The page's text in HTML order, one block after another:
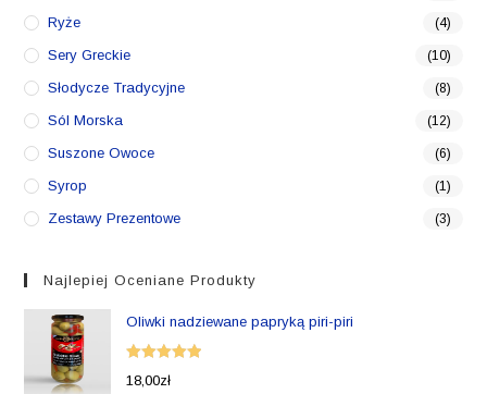
Ryże (4)
Sery Greckie (10)
Słodycze Tradycyjne (8)
Sól Morska (12)
Suszone Owoce (6)
Syrop (1)
Zestawy Prezentowe (3)
Najlepiej Oceniane Produkty
Oliwki nadziewane papryką piri-piri
Oceniono
18,00zł